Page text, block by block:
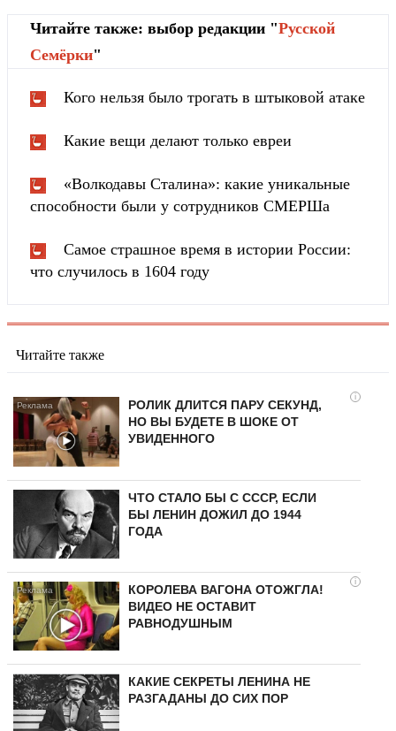
Читайте также: выбор редакции "Русской
Cемёрки"
Кого нельзя было трогать в штыковой атаке
Какие вещи делают только евреи
«Волкодавы Сталина»: какие уникальные
способности были у сотрудников СМЕРШа
Самое страшное время в истории России:
что случилось в 1604 году
Читайте также
i
РОЛИК ДЛИТСЯ ПАРУ СЕКУНД,
НО ВЫ БУДЕТЕ В ШОКЕ ОТ
УВИДЕННОГО
ЧТО СТАЛО БЫ С СССР, ЕСЛИ
БЫ ЛЕНИН ДОЖИЛ ДО 1944
ГОДА
i
КОРОЛЕВА ВАГОНА ОТОЖГЛА!
ВИДЕО НЕ ОСТАВИТ
РАВНОДУШНЫМ
КАКИЕ СЕКРЕТЫ ЛЕНИНА НЕ
РАЗГАДАНЫ ДО СИХ ПОР